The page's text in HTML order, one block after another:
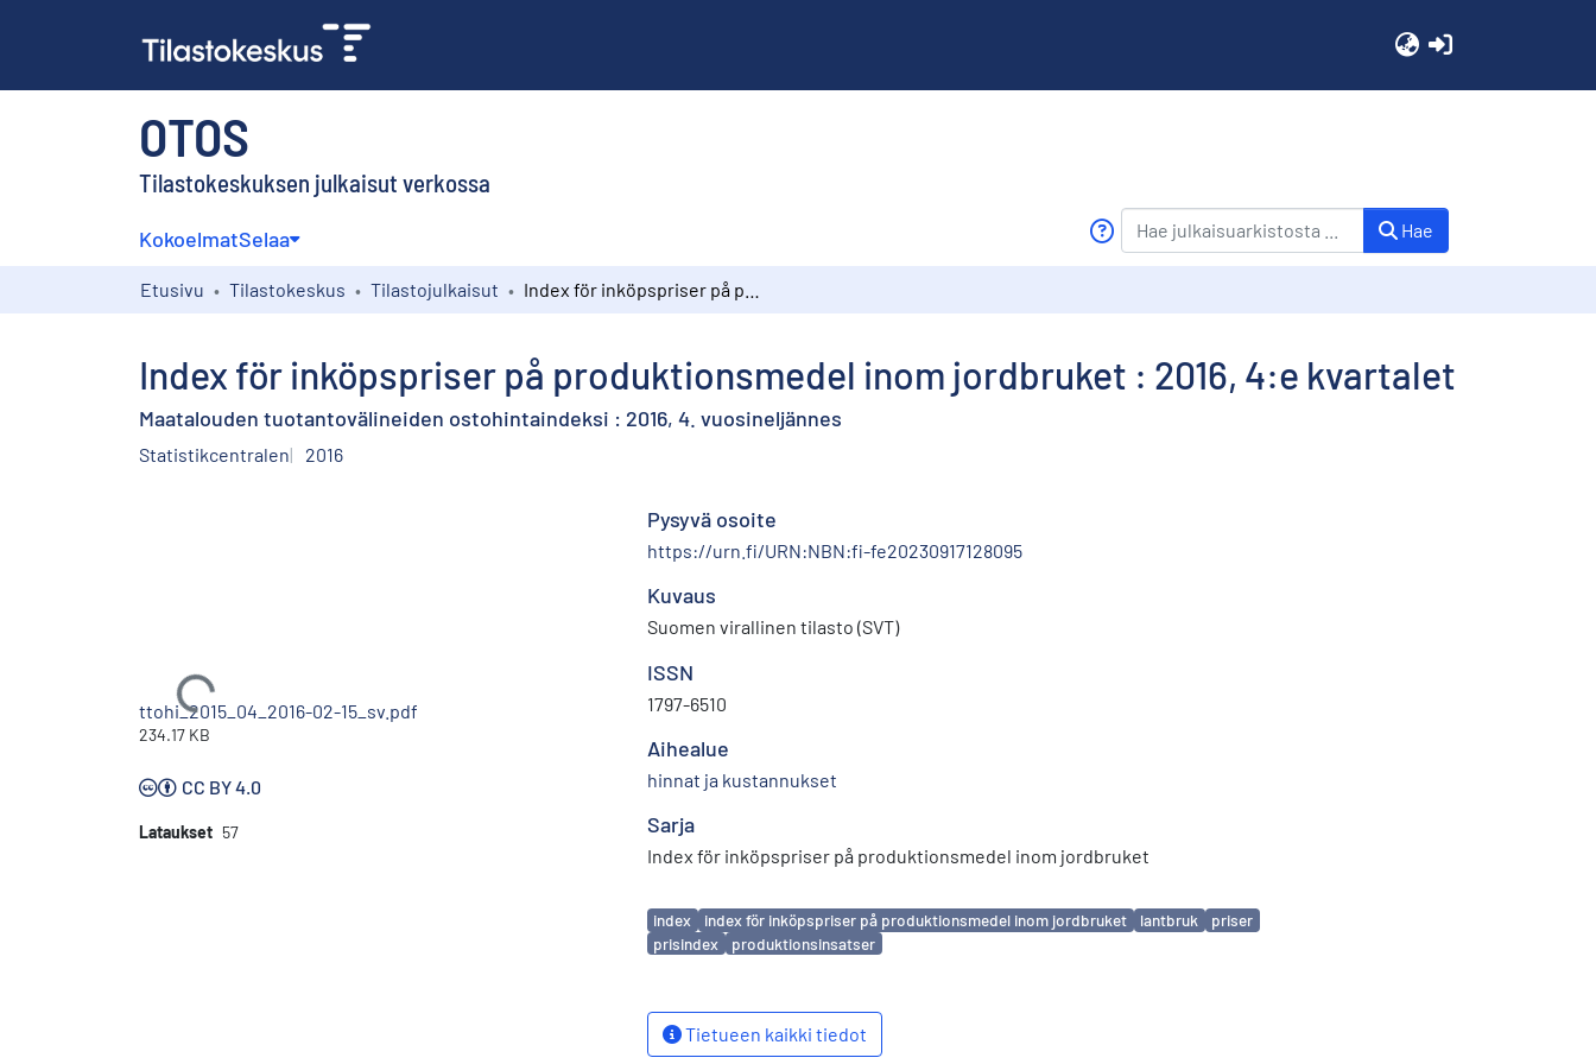
OTOS
Tilastokeskuksen julkaisut verkossa
KokoelmatSelaa Hae
Etusivu Tilastokeskus Tilastojulkaisut
Index för inköpspriser på produktionsmedel inom jordbruket : 2016, 4:e kvartalet
Maatalouden tuotantovälineiden ostohintaindeksi : 2016, 4. vuosineljännes
Statistikcentralen 2016
Ladataan...
ttohi_2015_04_2016-02-15_sv.pdf
234.17 KB
CC BY 4.0
Lataukset 57
Pysyvä osoite
https://urn.fi/URN:NBN:fi-fe20230917128095
Kuvaus
Suomen virallinen tilasto (SVT)
ISSN
1797-6510
Aihealue
hinnat ja kustannukset
Sarja
Index för inköpspriser på produktionsmedel inom jordbruket
Avainsanat
index index för inköpspriser på produktionsmedel inom jordbruket lantbruk
priser
prisindex
produktionsinsatser
Tietueen kaikki tiedot